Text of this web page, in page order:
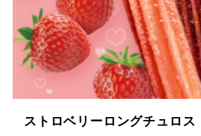
ストロベリーロングチュロス